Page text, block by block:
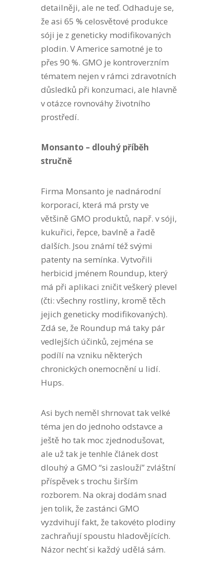
detailněji, ale ne teď. Odhaduje se,
že asi 65 % celosvětové produkce
sóji je z geneticky modifikovaných
plodin. V Americe samotné je to
přes 90 %. GMO je kontroverzním
tématem nejen v rámci zdravotních
důsledků při konzumaci, ale hlavně
v otázce rovnováhy životního
prostředí.
Monsanto – dlouhý příběh
stručně
Firma Monsanto je nadnárodní
korporací, která má prsty ve
většině GMO produktů, např. v sóji,
kukuřici, řepce, bavlně a řadě
dalších. Jsou známí též svými
patenty na semínka. Vytvořili
herbicid jménem Roundup, který
má při aplikaci zničit veškerý plevel
(čti: všechny rostliny, kromě těch
jejich geneticky modifikovaných).
Zdá se, že Roundup má taky pár
vedlejších účinků, zejména se
podílí na vzniku některých
chronických onemocnění u lidí.
Hups.
Asi bych neměl shrnovat tak velké
téma jen do jednoho odstavce a
ještě ho tak moc zjednodušovat,
ale už tak je tenhle článek dost
dlouhý a GMO “si zaslouží” zvláštní
příspěvek s trochu širším
rozborem. Na okraj dodám snad
jen tolik, že zastánci GMO
vyzdvihují fakt, že takovéto plodiny
zachraňují spoustu hladovějících.
Názor nechť si každý udělá sám.